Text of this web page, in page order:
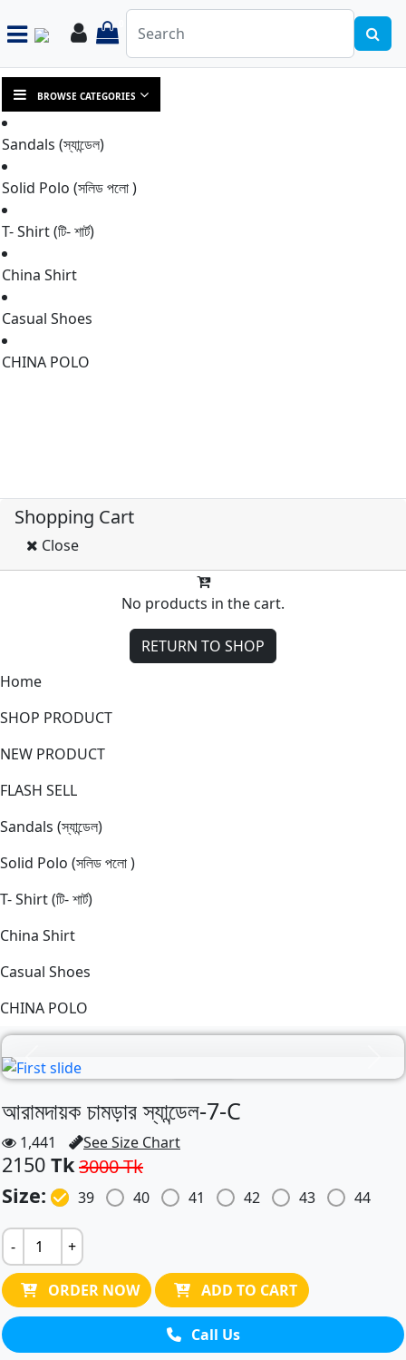
Loginitems in cart
BROWSE CATEGORIES
Sandals (স্যান্ডেল)
Solid Polo (সলিড পলো )
T- Shirt (টি- শার্ট)
China Shirt
Casual Shoes
CHINA POLO
Shopping Cart
Close
No products in the cart.
RETURN TO SHOP
Home
SHOP PRODUCT
NEW PRODUCT
FLASH SELL
Sandals (স্যান্ডেল)
Solid Polo (সলিড পলো )
T- Shirt (টি- শার্ট)
China Shirt
Casual Shoes
CHINA POLO
28% OFF
Previous
Next
আরামদায়ক চামড়ার স্যান্ডেল-7-C
1,441 See Size Chart
2150 Tk3000Tk
Size: 39 40 41 42 43 44
- +
ORDER NOW ADD TO CART
Call Us